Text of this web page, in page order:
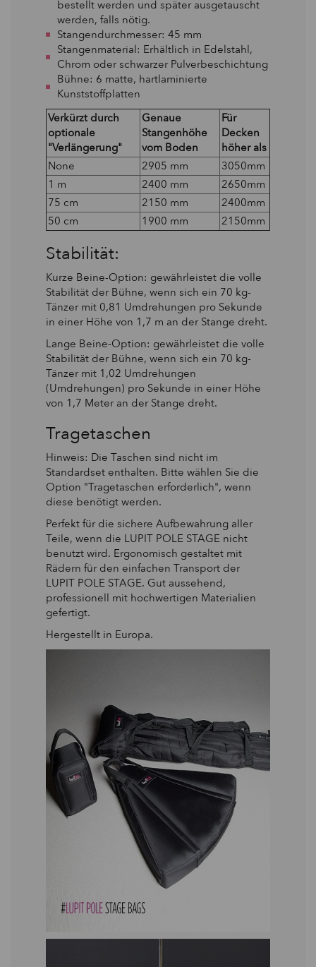
bestellt werden und später ausgetauscht
werden, falls nötig.
Stangendurchmesser: 45 mm
Stangenmaterial: Erhältlich in Edelstahl,
Chrom oder schwarzer Pulverbeschichtung
Bühne: 6 matte, hartlaminierte
Kunststoffplatten
Verkürzt durch
optionale
"Verlängerung"
Genaue
Stangenhöhe
vom Boden
Für
Decken
höher als
None
2905 mm
3050mm
1 m
2400 mm
2650mm
75 cm
2150 mm
2400mm
50 cm
1900 mm 2150mm
Stabilität:
Kurze Beine-Option: gewährleistet die volle
Stabilität der Bühne, wenn sich ein 70 kg-
Tänzer mit 0,81 Umdrehungen pro Sekunde
in einer Höhe von 1,7 m an der Stange dreht.
Lange Beine-Option: gewährleistet die volle
Stabilität der Bühne, wenn sich ein 70 kg-
Tänzer mit 1,02 Umdrehungen
(Umdrehungen) pro Sekunde in einer Höhe
von 1,7 Meter an der Stange dreht.
Tragetaschen
Hinweis: Die Taschen sind nicht im
Standardset enthalten. Bitte wählen Sie die
Option "Tragetaschen erforderlich", wenn
diese benötigt werden.
Perfekt für die sichere Aufbewahrung aller
Teile, wenn die LUPIT POLE STAGE nicht
benutzt wird. Ergonomisch gestaltet mit
Rädern für den einfachen Transport der
LUPIT POLE STAGE. Gut aussehend,
professionell mit hochwertigen Materialien
gefertigt.
Hergestellt in Europa.